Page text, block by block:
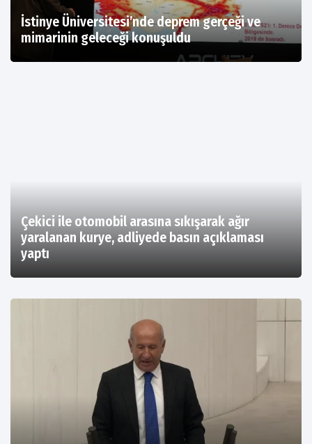
İstinye Üniversitesi’nde deprem gerçeği ve
mimarinin geleceği konuşuldu
Çekici ile otomobil arasına sıkışarak ağır
yaralanan kurye, adliyede basın açıklaması
yaptı